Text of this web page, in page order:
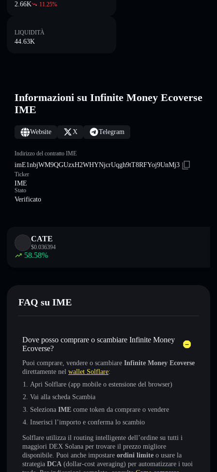
2.66K 11.25%
LIQUIDITÀ
44.63K
Informazioni su Infinite Money Ecoverse
IME
Website X Telegram
Indirizzo del contratto IME
imE1nbjWM9QGUzxH2WHYNjcrUqgh9tT8RFYoj9UnMj3
Ticker
IME
Stato
Verificato
CATE
$0.036394
58.58%
FAQ su IME
Dove posso comprare o scambiare Infinite Money
Ecoverse?
Puoi comprare, vendere o scambiare Infinite Money Ecoverse
direttamente nel wallet Solflare:
Apri Solflare (app mobile o estensione del browser)
Vai alla scheda Scambia
Seleziona IME come token da comprare o vendere
Inserisci l’importo e conferma lo scambio
Solflare utilizza il routing intelligente dell’ordine su tutti i
maggiori DEX Solana per trovare il prezzo migliore
disponibile. Puoi anche impostare ordini limite o usare la
strategia DCA (dollar-cost averaging) per automatizzare i tuoi